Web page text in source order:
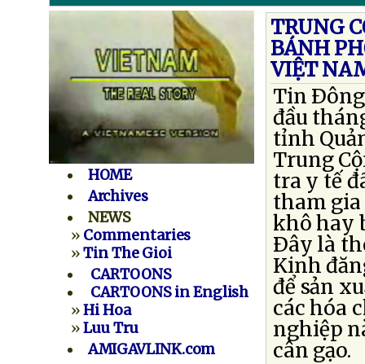
HOME
Archives
NEWS
» Commentaries
»Tin The Gioi
CARTOONS
CARTOONS in English
»Hi Hoa
»Luu Tru
AMIGAVLINK.com
TRUNG
BÁNH
VIỆT
Tin
đầu
tỉnh
Trung
tra y tế
tham gia
khô hay
Ðây là
Kinh
để sản
các hóa
nghiệp
cân gạo.